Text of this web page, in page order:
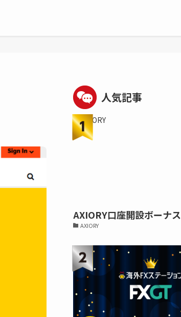
人気記事
AXIORY口座開設ボーナス
AXIORY